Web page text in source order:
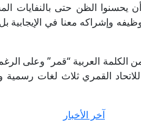
يحسنوا الظن حتى بالنفايات
وإشراكه معنا في الإيجابية
العربية “قمر” وعلى
القمري ثلاث لغات رسمية
آخر الأخبار